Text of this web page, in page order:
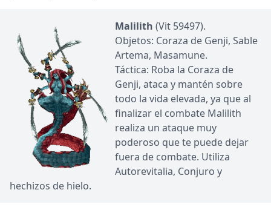
Malilith (Vit 59497).
Objetos: Coraza de Genji, Sable
Artema, Masamune.
Táctica: Roba la Coraza de
Genji, ataca y mantén sobre
todo la vida elevada, ya que al
finalizar el combate Malilith
realiza un ataque muy
poderoso que te puede dejar
fuera de combate. Utiliza
Autorevitalia, Conjuro y
hechizos de hielo.